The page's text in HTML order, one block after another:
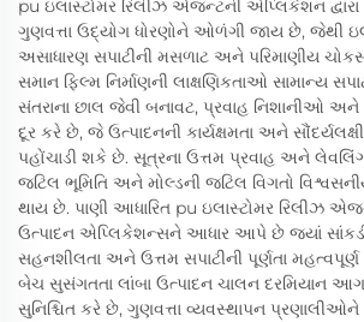
pu ઇલાસ્ટોમર રિલીઝ એજન્ટની એપ્લિકેશન દ્વારા
ગુણવત્તા ઉદ્યોગ ધોરણોને ઓળંગી જાય છે, જેથી
અસાધારણ સપાટીની મસળાટ અને પરિમાણીય
સમાન ફિલ્મ નિર્માણની લાક્ષણિકતાઓ સામાન્ય
સંતરાના છાલ જેવી બનાવટ, પ્રવાહ નિશાનીઓ અને
દૂર કરે છે, જે ઉત્પાદનની કાર્યક્ષમતા અને
પહોંચાડી શકે છે. સૂત્રના ઉત્તમ પ્રવાહ અને
જટિલ ભૂમિતિ અને મોલ્ડની જટિલ વિગતો
થાય છે. પાણી આધારિત pu ઇલાસ્ટોમર રિલીઝ
ઉત્પાદન એપ્લિકેશન્સને આધાર આપે છે જ્યાં સાંકડી
સહનશીલતા અને ઉત્તમ સપાટીની પૂર્ણતા
બેચ સુસંગતતા લાંબા ઉત્પાદન ચાલન દરમિયાન
સુનિશ્ચિત કરે છે, ગુણવત્તા વ્યવસ્થાપન